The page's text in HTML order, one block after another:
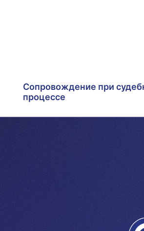
Сопровождение при
процессе